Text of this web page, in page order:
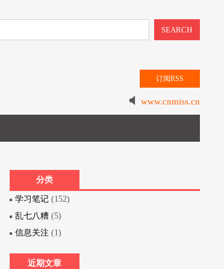
SEARCH
订阅RSS
www.cnmiss.cn
分类
学习笔记 (152)
乱七八糟 (5)
信息关注 (1)
近期文章